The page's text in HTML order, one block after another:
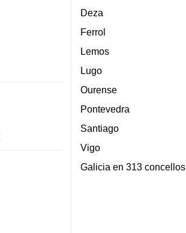
Deza
Ferrol
Lemos
Lugo
Ourense
Pontevedra
Santiago
Vigo
Galicia en 313 concellos